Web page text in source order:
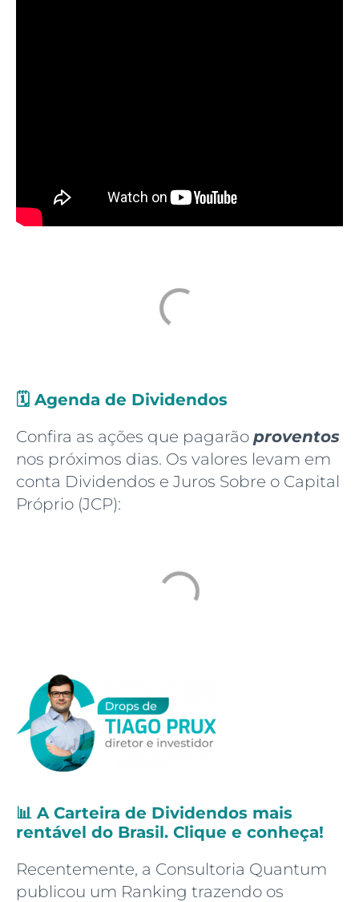
🗓️ Agenda de Dividendos
Confira as ações que pagarão proventos
nos próximos dias. Os valores levam em
conta Dividendos e Juros Sobre o Capital
Próprio (JCP):
📊 A Carteira de Dividendos mais
rentável do Brasil. Clique e conheça!
Recentemente, a Consultoria Quantum
publicou um Ranking trazendo os